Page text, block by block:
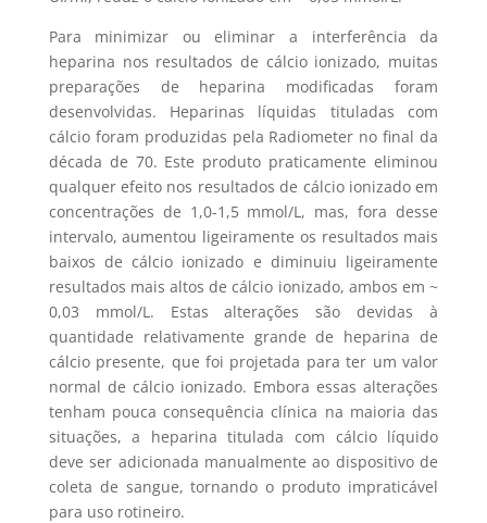
Para minimizar ou eliminar a interferência da
heparina nos resultados de cálcio ionizado, muitas
preparações de heparina modificadas foram
desenvolvidas. Heparinas líquidas tituladas com
cálcio foram produzidas pela Radiometer no final da
década de 70. Este produto praticamente eliminou
qualquer efeito nos resultados de cálcio ionizado em
concentrações de 1,0-1,5 mmol/L, mas, fora desse
intervalo, aumentou ligeiramente os resultados mais
baixos de cálcio ionizado e diminuiu ligeiramente
resultados mais altos de cálcio ionizado, ambos em ~
0,03 mmol/L. Estas alterações são devidas à
quantidade relativamente grande de heparina de
cálcio presente, que foi projetada para ter um valor
normal de cálcio ionizado. Embora essas alterações
tenham pouca consequência clínica na maioria das
situações, a heparina titulada com cálcio líquido
deve ser adicionada manualmente ao dispositivo de
coleta de sangue, tornando o produto impraticável
para uso rotineiro.